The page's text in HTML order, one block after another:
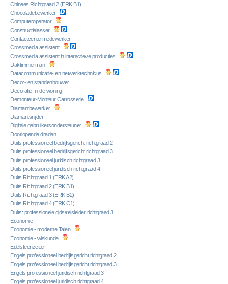
Chinees Richtgraad 2 (ERK B1)
Chocoladebewerker
Computeroperator
Constructielasser
Contactcentermedewerker
Crossmedia assistent
Crossmedia assistent in interactieve producties
Daktimmerman
Datacommunicatie- en netwerktechnicus
Decor- en standenbouwer
Decoratief in de woning
Demonteur-Monteur Carrosserie
Diamantbewerker
Diamantsnijder
Digitale gebruikersondersteuner
Doorlopende draden
Duits professioneel bedrijfsgericht richtgraad 2
Duits professioneel bedrijfsgericht richtgraad 3
Duits professioneel juridisch richtgraad 3
Duits professioneel juridisch richtgraad 4
Duits Richtgraad 1 (ERK A2)
Duits Richtgraad 2 (ERK B1)
Duits Richtgraad 3 (ERK B2)
Duits Richtgraad 4 (ERK C1)
Duits: professionele gids/reisleider richtgraad 3
Economie
Economie - moderne Talen
Economie - wiskunde
Edelsteenzetter
Engels professioneel bedrijfsgericht richtgraad 2
Engels professioneel bedrijfsgericht richtgraad 3
Engels professioneel juridisch richtgraad 3
Engels professioneel juridisch richtgraad 4